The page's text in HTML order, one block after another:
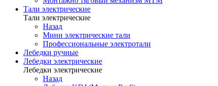
Тали электрические
Тали электрические
Назад
Мини электрические тали
Профессиональные электротали
Лебедки ручные
Лебедки электрические
Лебедки электрические
Назад